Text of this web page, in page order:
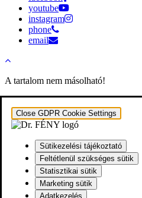
youtube
instagram
phone
email
A tartalom nem másolható!
Close GDPR Cookie Settings
Sütikezelési tájékoztató
Feltétlenül szükséges sütik
Statisztikai sütik
Marketing sütik
Adatkezelés